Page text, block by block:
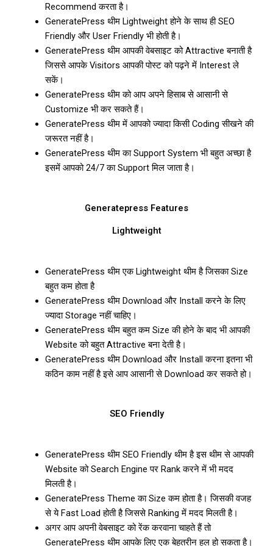
Recommend करता है।
GeneratePress थीम Lightweight होने के साथ ही SEO
Friendly और User Friendly भी होती है।
GeneratePress थीम आपकी वेबसाइट को Attractive बनाती है
जिससे आपके Visitors आपकी पोस्ट को पढ़ने में Interest ले
सकें।
GeneratePress थीम को आप अपने हिसाब से आसानी से
Customize भी कर सकते हैं।
GeneratePress थीम में आपको ज्यादा किसी Coding सीखने की
जरूरत नहीं है।
GeneratePress थीम का Support System भी बहुत अच्छा है
इसमें आपको 24/7 का Support मिल जाता है।
Generatepress Features
Lightweight
GeneratePress थीम एक Lightweight थीम है जिसका Size
बहुत कम होता है
GeneratePress थीम Download और Install करने के लिए
ज्यादा Storage नहीं चाहिए।
GeneratePress थीम बहुत कम Size की होने के बाद भी आपकी
Website को बहुत Attractive बना देती है।
GeneratePress थीम Download और Install करना इतना भी
कठिन काम नहीं है इसे आप आसानी से Download कर सकते हो।
SEO Friendly
GeneratePress थीम SEO Friendly थीम है इस थीम से आपकी
Website को Search Engine पर Rank करने में भी मदद
मिलती है।
GeneratePress Theme का Size कम होता है। जिसकी वजह
से ये Fast Load होती है जिससे Ranking में मदद मिलती है।
अगर आप अपनी वेबसाइट को रेंक करवाना चाहते हैं तो
GeneratePress थीम आपके लिए एक बेहतरीन हल हो सकता है।